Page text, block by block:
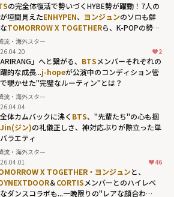
の完全体復活で勢いづくHYBE勢が躍動！7人の
垣間見えたENHYPEN、 ヨンジュンのソロも鮮
TOMORROW X TOGETHERら、K-POPの勢い
象徴する"国立競技場"の熱狂
流・海外スター
2
ARIRANG」へと繋がる、 BTSメンバーそれぞれの
的な成長...j-hopeが公演中のコンディション管
覗かせた"完璧なルーティン"とは？
流・海外スター
体カムバックに沸く BTS、"先輩たち"の心も掴
Jin(ジン)の礼儀正しさ、神対応ぶりが際立った単
ラエティ
流・海外スター
46
X TOGETHER・ヨンジュンと、
＆CORTISメンバーとのハイレベ
ダンスコラボも...一晩限りの"レアな顔合わ